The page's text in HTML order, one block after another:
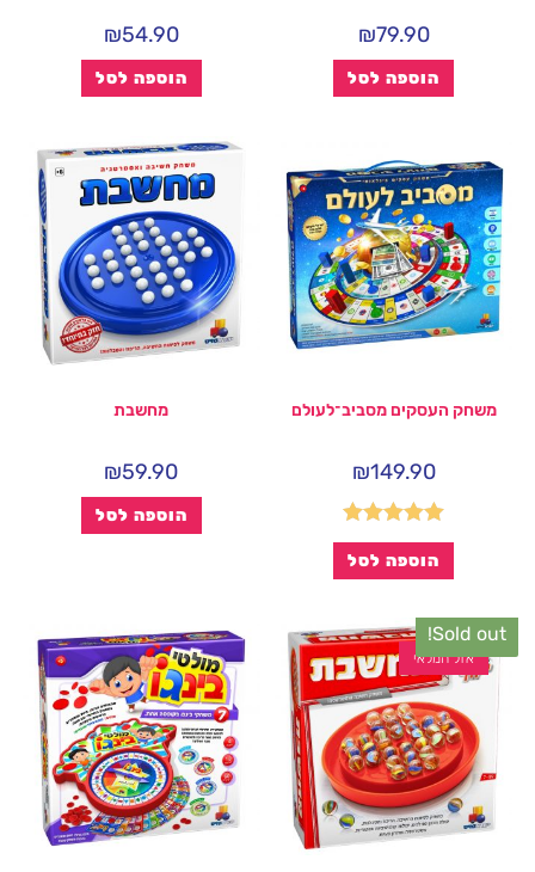
₪79.90
הוספה לסל
₪54.90
הוספה לסל
משחק העסקים מסביב־לעולם
₪149.90
דורג5.00
מתוך 5
הוספה לסל
מחשבת
₪59.90
הוספה לסל
Sold out!
אזל המלאי